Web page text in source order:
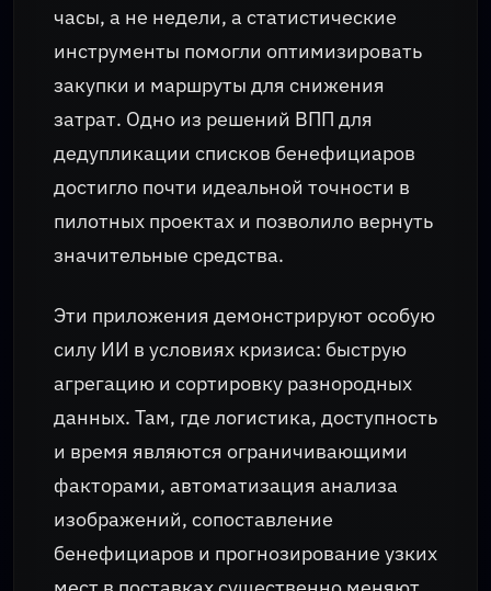
часы, а не недели, а статистические
инструменты помогли оптимизировать
закупки и маршруты для снижения
затрат. Одно из решений ВПП для
дедупликации списков бенефициаров
достигло почти идеальной точности в
пилотных проектах и позволило вернуть
значительные средства.
Эти приложения демонстрируют особую
силу ИИ в условиях кризиса: быструю
агрегацию и сортировку разнородных
данных. Там, где логистика, доступность
и время являются ограничивающими
факторами, автоматизация анализа
изображений, сопоставление
бенефициаров и прогнозирование узких